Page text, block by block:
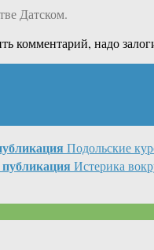
Датском.
комментарий, надо
Подольские
Истерика